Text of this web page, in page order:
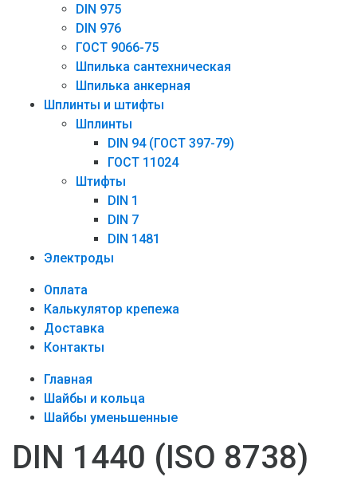
DIN 975
DIN 976
ГОСТ 9066-75
Шпилька сантехническая
Шпилька анкерная
Шплинты и штифты
Шплинты
DIN 94 (ГОСТ 397-79)
ГОСТ 11024
Штифты
DIN 1
DIN 7
DIN 1481
Электроды
Оплата
Калькулятор крепежа
Доставка
Контакты
Главная
Шайбы и кольца
Шайбы уменьшенные
DIN 1440 (ISO 8738)